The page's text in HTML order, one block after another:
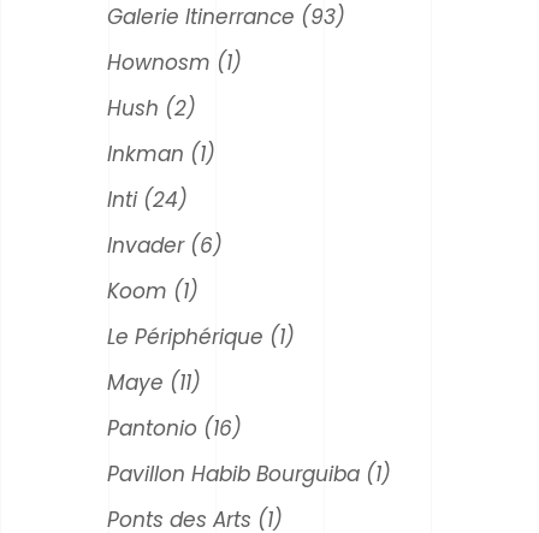
Galerie Itinerrance (93)
Hownosm (1)
Hush (2)
Inkman (1)
Inti(24)
Invader(6)
Koom (1)
Le Périphérique (1)
Maye (11)
Pantonio (16)
Pavillon Habib Bourguiba (1)
Ponts des Arts (1)